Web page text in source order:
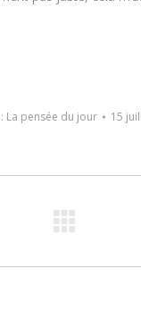
La pensée du jour 15